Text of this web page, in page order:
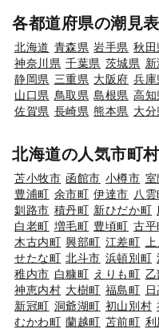
各都道府県の潮見
北海道 青森県 岩手県 秋田
神奈川県 千葉県 茨城県
静岡県 三重県 大阪府 兵庫
山口県 鳥取県 島根県 高知
佐賀県 長崎県 熊本県 大分
北海道の人気市町
苫小牧市 函館市 小樽市 室
豊浦町 余市町 伊達市 八雲
釧路市 積丹町 新ひだか町
白老町 増毛町 豊頃町 古平
木古内町 興部町 江差町
せたな町 北斗市 浜頓別町
稚内市 白糠町 えりも町 乙
神恵内村 大樹町 福島町
新冠町 洞爺湖町 初山別村
むかわ町 蘭越町 苫前町 利